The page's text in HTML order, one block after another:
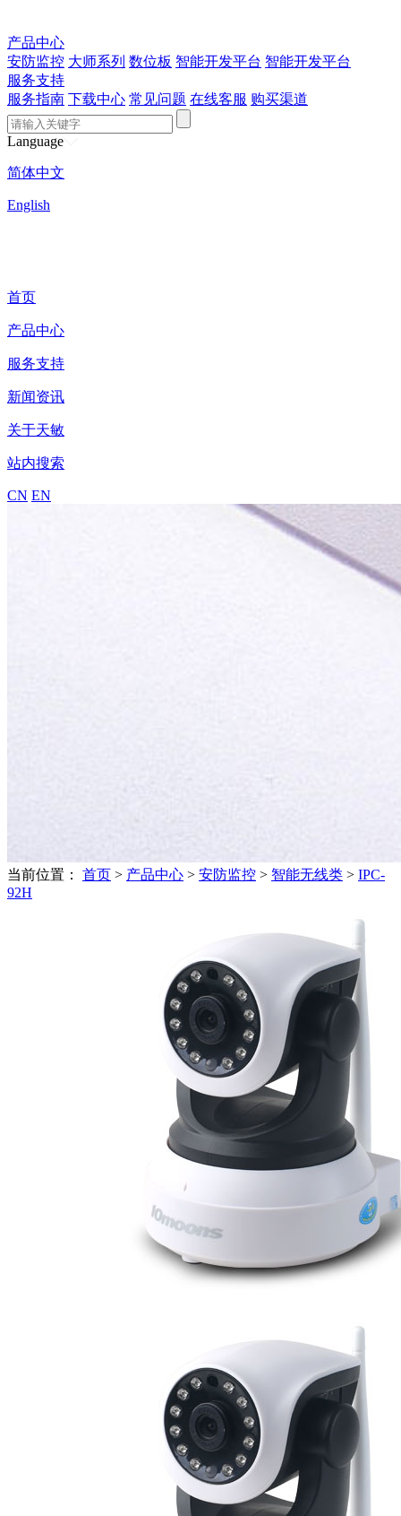
产品中心
安防监控 大师系列 数位板 智能开发平台 智能开发平台
服务支持
服务指南 下载中心 常见问题 在线客服 购买渠道
Language
简体中文
English
首页
产品中心
服务支持
新闻资讯
关于天敏
站内搜索
CN EN
当前位置： 首页 > 产品中心 > 安防监控 > 智能无线类 > IPC-
92H